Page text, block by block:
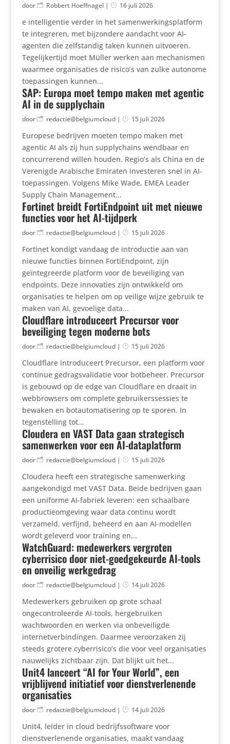
door Robbert Hoeffnagel| 16 juli 2026
e intelligentie verder in het samenwerkingsplatform
te integreren, met bijzondere aandacht voor AI-
agenten die zelfstandig taken kunnen uitvoeren.
Tegelijkertijd moet Müller werken aan mechanismen
waarmee organisaties de risico’s van zulke autonome
toepassingen kunnen...
SAP: Europa moet tempo maken met agentic
AI in de supplychain
door redactie@belgiumcloud| 15 juli 2026
Europese bedrijven moeten tempo maken met
agentic AI als zij hun supplychains wendbaar en
concurrerend willen houden. Regio’s als China en de
Verenigde Arabische Emiraten investeren snel in AI-
toepassingen. Volgens Mike Wade, EMEA Leader
Supply Chain Management...
Fortinet breidt FortiEndpoint uit met nieuwe
functies voor het AI-tijdperk
door redactie@belgiumcloud| 15 juli 2026
Fortinet kondigt vandaag de introductie aan van
nieuwe functies binnen FortiEndpoint, zijn
geïntegreerde platform voor de beveiliging van
endpoints. Deze innovaties zijn ontwikkeld om
organisaties te helpen om op veilige wijze gebruik te
maken van AI, gevoelige data...
Cloudflare introduceert Precursor voor
beveiliging tegen moderne bots
door redactie@belgiumcloud| 15 juli 2026
Cloudflare introduceert Precursor, een platform voor
continue gedragsvalidatie voor botbeheer. Precursor
is gebouwd op de edge van Cloudflare en draait in
webbrowsers om complete gebruikerssessies te
bewaken en botautomatisering op te sporen. In
tegenstelling tot...
Cloudera en VAST Data gaan strategisch
samenwerken voor een AI-dataplatform
door redactie@belgiumcloud| 15 juli 2026
Cloudera heeft een strategische samenwerking
aangekondigd met VAST Data. Beide bedrijven gaan
een uniforme AI-fabriek leveren: een schaalbare
productieomgeving waar data continu wordt
verzameld, verfijnd, beheerd en aan AI-modellen
wordt geleverd voor training en...
WatchGuard: medewerkers vergroten
cyberrisico door niet-goedgekeurde AI-tools
en onveilig werkgedrag
door redactie@belgiumcloud| 14 juli 2026
Medewerkers gebruiken op grote schaal
ongecontroleerde AI-tools, hergebruiken
wachtwoorden en werken via onbeveiligde
internetverbindingen. Daarmee veroorzaken zij
steeds grotere cyberrisico’s die voor veel organisaties
nauwelijks zichtbaar zijn. Dat blijkt uit het...
Unit4 lanceert “AI for Your World”, een
vrijblijvend initiatief voor dienstverlenende
organisaties
door redactie@belgiumcloud| 14 juli 2026
Unit4, leider in cloud bedrijfssoftware voor
dienstverlenende organisaties, maakt vandaag